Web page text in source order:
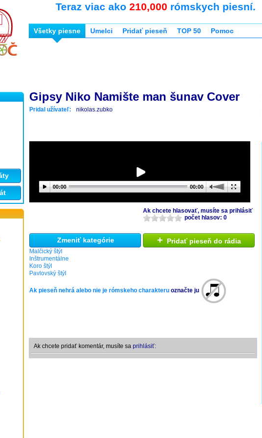
Teraz viac ako 210,000 rómskych piesní.
Všetky piesne Umelci Pridať pieseň TOP 50 Pomoc
Gipsy Niko Namište man šunav Cover
Pridal užívateľ: nikolas.zubko
00:00 00:00
Ak chcete hlasovať, musíte sa prihlásiť
počet hlasov: 0
Zmeniť kategórie
Malčický štýl
Inštrumentálne
Koro štýl
Pavlovský štýl
+ Pridať pieseň do rádia
Ak pieseň nehrá alebo nie je rómskeho charakteru označte ju
Ak chcete pridať komentár, musíte sa prihlásiť: